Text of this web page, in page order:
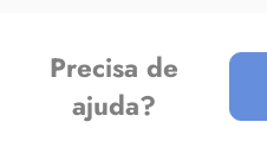
Precisa de
ajuda?